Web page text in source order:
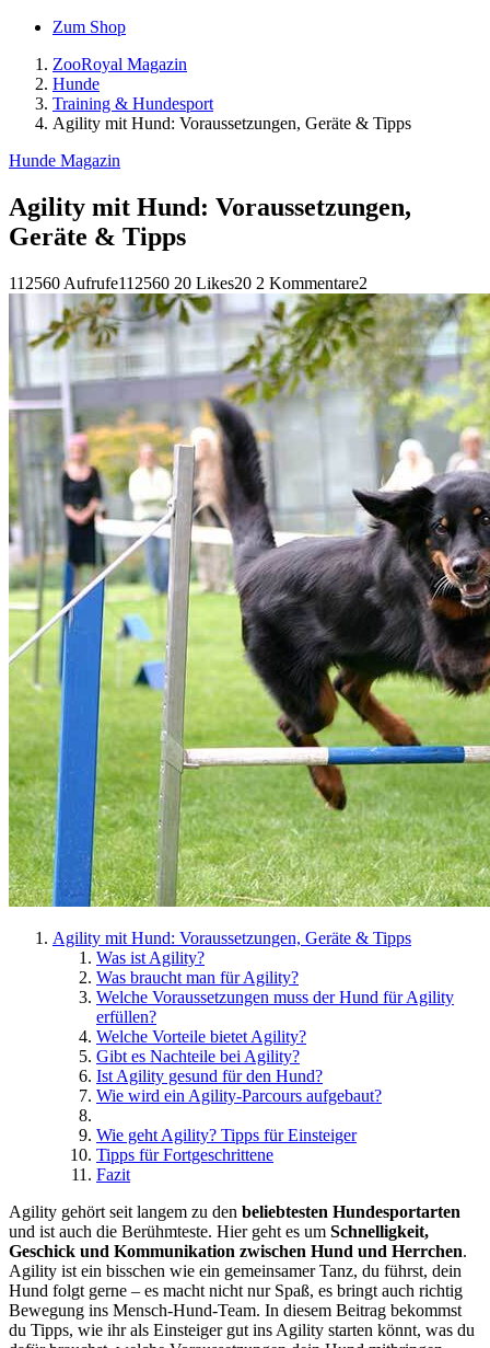
Zum Shop
ZooRoyal Magazin
Hunde
Training & Hundesport
Agility mit Hund: Voraussetzungen, Geräte & Tipps
Hunde Magazin
Agility mit Hund: Voraussetzungen,
Geräte & Tipps
112560 Aufrufe112560 20 Likes20 2 Kommentare2
Agility mit Hund: Voraussetzungen, Geräte & Tipps
Was ist Agility?
Was braucht man für Agility?
Welche Voraussetzungen muss der Hund für Agility
erfüllen?
Welche Vorteile bietet Agility?
Gibt es Nachteile bei Agility?
Ist Agility gesund für den Hund?
Wie wird ein Agility-Parcours aufgebaut?
Wie geht Agility? Tipps für Einsteiger
Tipps für Fortgeschrittene
Fazit
Agility gehört seit langem zu den beliebtesten Hundesportarten
und ist auch die Berühmteste. Hier geht es um Schnelligkeit,
Geschick und Kommunikation zwischen Hund und Herrchen.
Agility ist ein bisschen wie ein gemeinsamer Tanz, du führst, dein
Hund folgt gerne – es macht nicht nur Spaß, es bringt auch richtig
Bewegung ins Mensch-Hund-Team. In diesem Beitrag bekommst
du Tipps, wie ihr als Einsteiger gut ins Agility starten könnt, was du